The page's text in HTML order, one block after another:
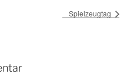
Spielzeugtag